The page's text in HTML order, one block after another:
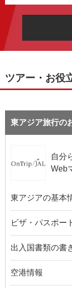
ツアー・お役
東アジア旅行の
自分
Web
東アジアの基本
ビザ・パスポー
出入国書類の書
空港情報